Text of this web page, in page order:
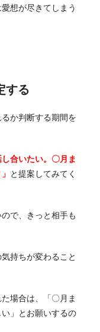
想が尽きてしまう
する
か判断する期間を
し合いたい。〇月ま
と提案してみてく
で、きっと相手も
持ちが変わること
場合は、「〇月ま
」とお願いするの